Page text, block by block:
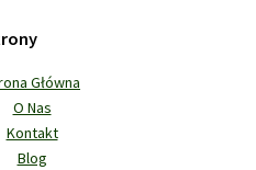
Główna
O Nas
Kontakt
Blog